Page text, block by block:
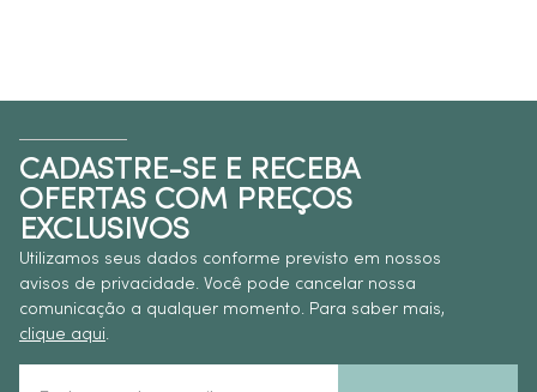
CADASTRE-SE E RECEBA
OFERTAS COM PREÇOS
EXCLUSIVOS
Utilizamos seus dados conforme previsto em nossos
avisos de privacidade. Você pode cancelar nossa
comunicação a qualquer momento. Para saber mais,
clique aqui.